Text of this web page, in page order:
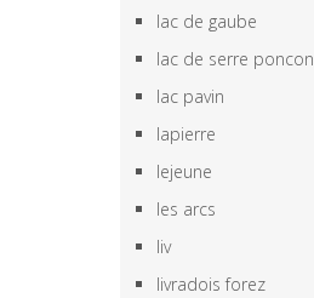
lac de gaube
lac de serre poncon
lac pavin
lapierre
lejeune
les arcs
liv
livradois forez